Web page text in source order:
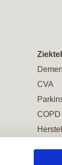
CVA
COPD